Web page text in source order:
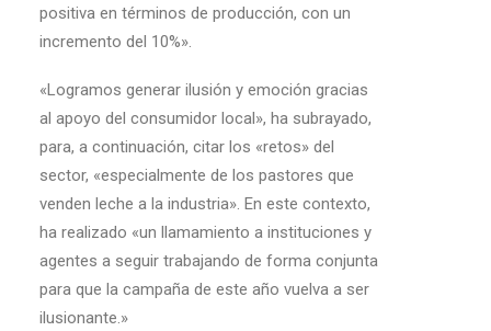
positiva en términos de producción, con un
incremento del 10%».
«Logramos generar ilusión y emoción gracias
al apoyo del consumidor local», ha subrayado,
para, a continuación, citar los «retos» del
sector, «especialmente de los pastores que
venden leche a la industria». En este contexto,
ha realizado «un llamamiento a instituciones y
agentes a seguir trabajando de forma conjunta
para que la campaña de este año vuelva a ser
ilusionante.»